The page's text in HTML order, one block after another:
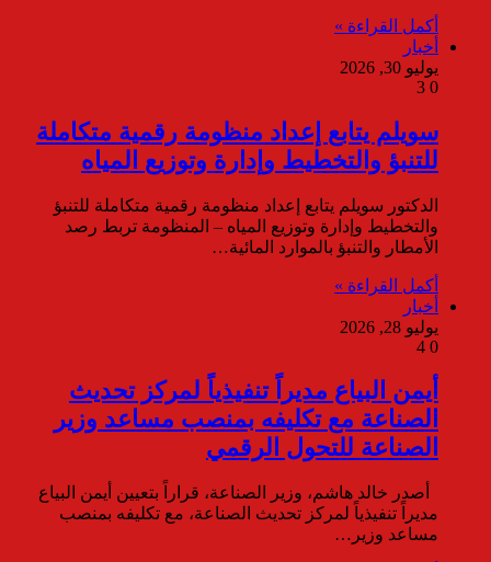
أكمل القراءة »
أخبار
يوليو 30, 2026
0
سويلم يتابع إعداد منظومة رقمية متكاملة
للتنبؤ والتخطيط وإدارة وتوزيع المياه
الدكتور سويلم يتابع إعداد منظومة رقمية متكاملة للتنبؤ
والتخطيط وإدارة وتوزيع المياه – المنظومة تربط رصد
الأمطار والتنبؤ بالموارد المائية…
أكمل القراءة »
أخبار
يوليو 28, 2026
0
أيمن البياع مديراً تنفيذياً لمركز تحديث
الصناعة مع تكليفه بمنصب مساعد وزير
الصناعة للتحول الرقمي
أصدر خالد هاشم، وزير الصناعة، قراراً بتعيين أيمن البياع
مديراً تنفيذياً لمركز تحديث الصناعة، مع تكليفه بمنصب
مساعد وزير…